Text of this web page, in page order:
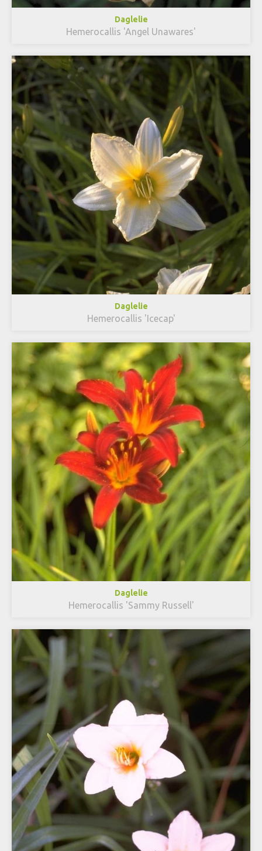
Daglelie
Hemerocallis 'Angel Unawares'
Daglelie
Hemerocallis 'Icecap'
Daglelie
Hemerocallis 'Sammy Russell'